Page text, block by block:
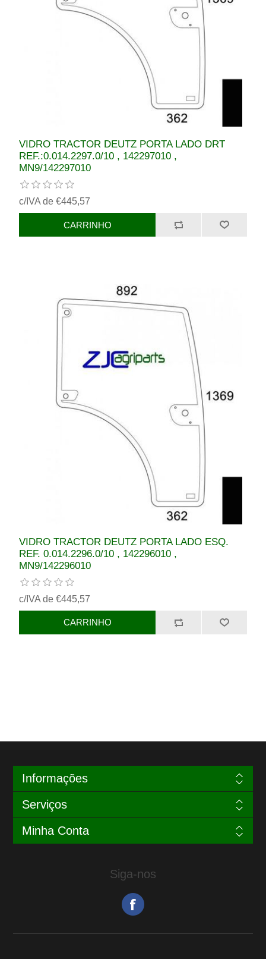
VIDRO TRACTOR DEUTZ PORTA LADO DRT
REF.:0.014.2297.0/10 , 142297010 ,
MN9/142297010
c/IVA de €445,57
VIDRO TRACTOR DEUTZ PORTA LADO ESQ.
REF. 0.014.2296.0/10 , 142296010 ,
MN9/142296010
c/IVA de €445,57
Informações
Serviços
Minha Conta
Siga-nos